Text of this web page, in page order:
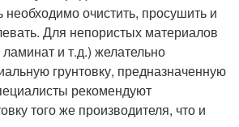
необходимо очистить, просушить и
Для непористых материалов
и т.д.) желательно
грунтовку, предназначенную
рекомендуют
того же производителя, что и